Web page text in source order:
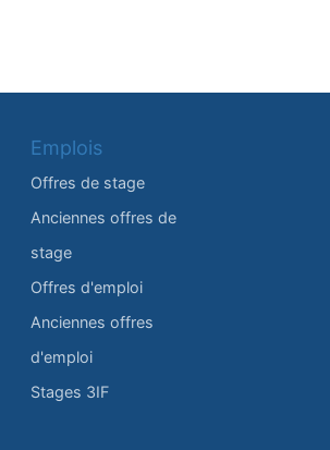
Emplois
Offres de stage
Anciennes offres de
stage
Offres d'emploi
Anciennes offres
d'emploi
Stages 3IF